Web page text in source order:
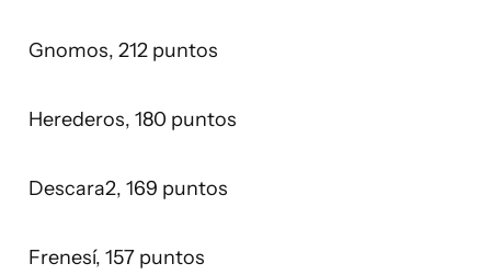
Gnomos, 212 puntos
Herederos, 180 puntos
Descara2, 169 puntos
Frenesí, 157 puntos